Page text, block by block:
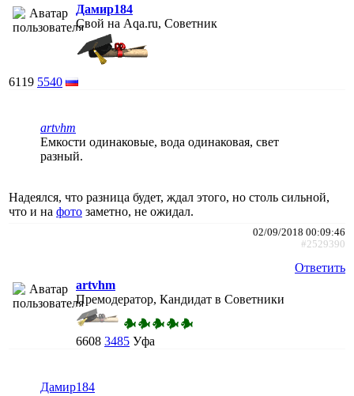
Дамир184
Свой на Aqa.ru, Советник
6119 5540
artvhm
Емкости одинаковые, вода одинаковая, свет
разный.
Надеялся, что разница будет, ждал этого, но столь сильной,
что и на фото заметно, не ожидал.
02/09/2018 00:09:46
#2529390
Ответить
artvhm
Премодератор, Кандидат в Советники
6608 3485 Уфа
Дамир184